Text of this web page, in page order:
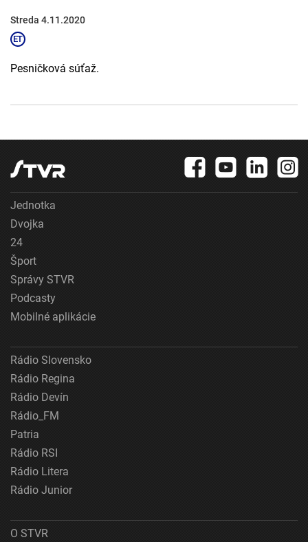
Streda 4.11.2020
Pesničková súťaž.
Jednotka
Dvojka
24
Šport
Správy STVR
Podcasty
Mobilné aplikácie
Rádio Slovensko
Rádio Regina
Rádio Devín
Rádio_FM
Patria
Rádio RSI
Rádio Litera
Rádio Junior
O STVR